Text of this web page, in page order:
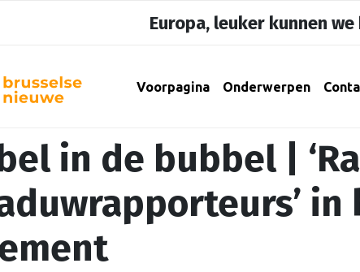
Europa, leuker kunnen
Voorpagina Onderwerpen
in de bubbel |